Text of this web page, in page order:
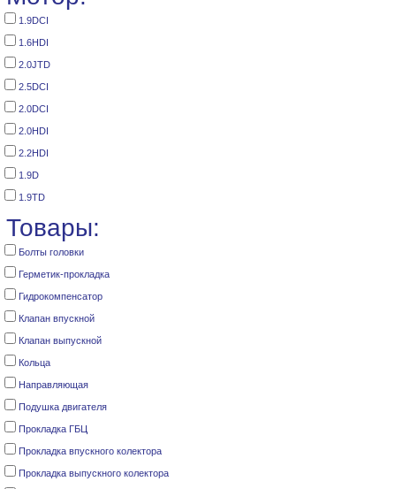
1.9DCI
1.6HDI
2.0JTD
2.5DCI
2.0DCI
2.0HDI
2.2HDI
1.9D
1.9TD
Товары:
Болты головки
Герметик-прокладка
Гидрокомпенсатор
Клапан впускной
Клапан выпускной
Кольца
Направляющая
Подушка двигателя
Прокладка ГБЦ
Прокладка впускного колектора
Прокладка выпускного колектора